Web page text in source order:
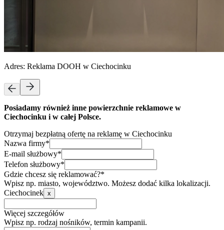
Adres: Reklama DOOH w Ciechocinku
Posiadamy również inne powierzchnie reklamowe w
Ciechocinku i w całej Polsce.
Otrzymaj bezpłatną ofertę na reklamę w Ciechocinku
Nazwa firmy*
E-mail służbowy*
Telefon służbowy*
Gdzie chcesz się reklamować?*
Wpisz np. miasto, województwo. Możesz dodać kilka lokalizacji.
Ciechocinek x
Więcej szczegółów
Wpisz np. rodzaj nośników, termin kampanii.